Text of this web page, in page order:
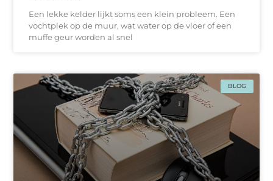
Een lekke kelder lijkt soms een klein probleem. Een
vochtplek op de muur, wat water op de vloer of een
muffe geur worden al snel
BLOG